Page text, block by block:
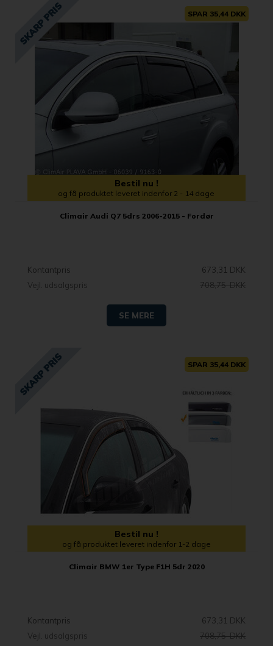
SPAR 35,44 DKK
Bestil nu !
og få produktet leveret indenfor 2 - 14 dage
Climair Audi Q7 5drs 2006-2015 - Fordør
Kontantpris
673,31 DKK
Vejl. udsalgspris
708,75 DKK
SE MERE
SPAR 35,44 DKK
Bestil nu !
og få produktet leveret indenfor 1-2 dage
Climair BMW 1er Type F1H 5dr 2020
Kontantpris
673,31 DKK
Vejl. udsalgspris
708,75 DKK